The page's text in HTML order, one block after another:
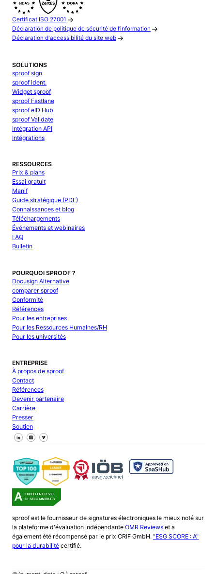
Certificat ISO 27001
Déclaration de politique de sécurité de l’information
Déclaration d'accessibilité du site web
SOLUTIONS
sproof sign
sproof ident.
Widget sproof
sproof Fastlane
sproof eID Hub
sproof Validate
Intégration API
Intégrations
RESSOURCES
Prix & plans
Essai gratuit
Manif
Guide stratégique (PDF)
Connaissances et blog
Téléchargements
Événements et webinaires
FAQ
Bulletin
POURQUOI SPROOF ?
Docusign Alternative
comparer sproof
Conformité
Références
Pour les entreprises
Pour les Ressources Humaines/RH
Pour les universités
ENTREPRISE
À propos de sproof
Contact
Références
Devenir partenaire
Carrière
Presser
Soutien
Suivez-nous sur Facebook
Suivez-nous sur X
Suivez-nous sur LinkedIn
sproof est le fournisseur de signatures électroniques le mieux noté sur
la plateforme d'évaluation indépendante OMR Reviewset a
également été récompensé par le prix CRIF GmbH. "ESG SCORE : A"
pour la durabilitécertifié.